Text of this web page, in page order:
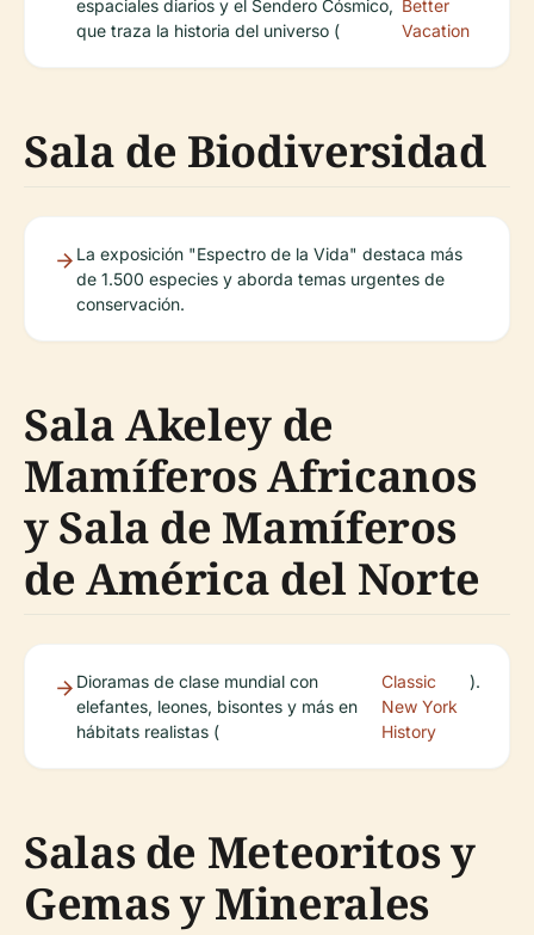
espaciales diarios y el Sendero Cósmico,
que traza la historia del universo (
Better
Vacation
Sala de Biodiversidad
La exposición "Espectro de la Vida" destaca más
de 1.500 especies y aborda temas urgentes de
conservación.
Sala Akeley de
Mamíferos Africanos
y Sala de Mamíferos
de América del Norte
Dioramas de clase mundial con
elefantes, leones, bisontes y más en
hábitats realistas (
Classic
New York
History
).
Salas de Meteoritos y
Gemas y Minerales